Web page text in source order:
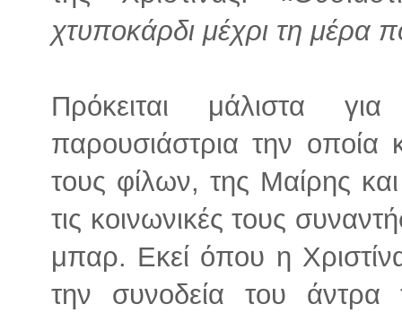
χτυποκάρδι μέχρι τη μέρα
Πρόκειται μάλιστα
παρουσιάστρια την
τους φίλων, της Μαίρης
τις κοινωνικές τους
μπαρ. Εκεί όπου η
την συνοδεία του